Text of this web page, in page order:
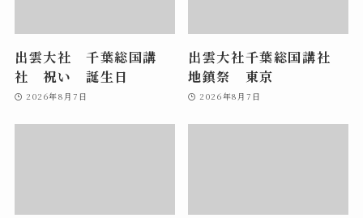
出雲大社 千葉総国講
社 祝い 誕生日
2026年8月7日
出雲大社千葉総国講社
地鎮祭 東京
2026年8月7日